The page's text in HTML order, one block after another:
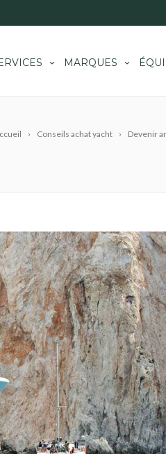
MARQUES
Conseils achat yacht Devenir